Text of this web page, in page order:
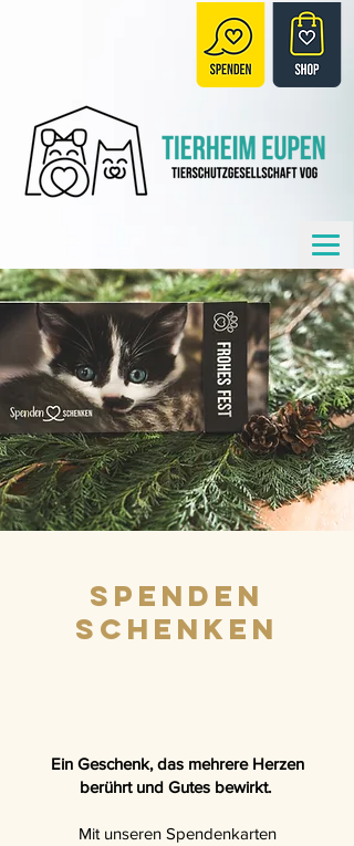
Spenden
schenken
Ein Geschenk, das mehrere Herzen
berührt und Gutes bewirkt.
Mit unseren Spendenkarten